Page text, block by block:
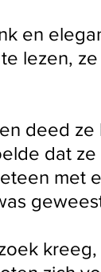
en
lezen,
deed ze
dat
met